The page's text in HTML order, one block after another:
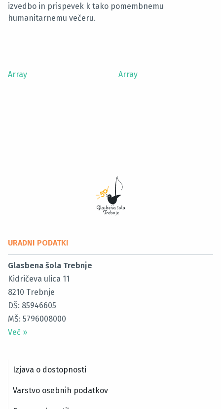
izvedbo in prispevek k tako pomembnemu
humanitarnemu večeru.
Array Array
URADNI PODATKI
Glasbena šola Trebnje
Kidričeva ulica 11
8210 Trebnje
DŠ: 85946605
MŠ: 5796008000
Več »
Izjava o dostopnosti
Varstvo osebnih podatkov